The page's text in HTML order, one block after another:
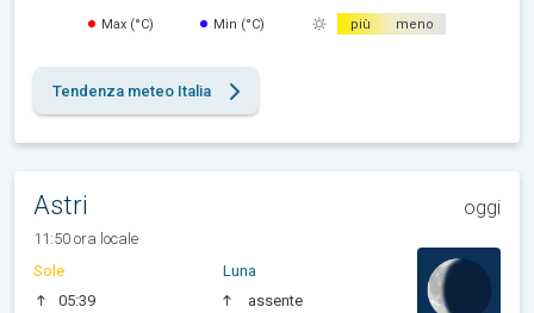
Max (°C) Min (°C) più meno
Tendenza meteo Italia
Astri oggi
11:50 ora locale
Sole
05:39
Luna
assente